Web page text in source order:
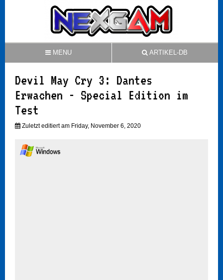
MENU ARTIKEL-DB
Devil May Cry 3: Dantes
Erwachen - Special Edition im
Test
Zuletzt editiert am Friday, November 6, 2020